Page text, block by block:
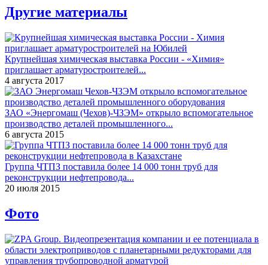
Другие материалы
Крупнейшая химическая выставка России - «Химия»
приглашает арматуростроителей...
4 августа 2017
ЗАО «Энергомаш (Чехов)-ЧЗЭМ» открыло вспомогательное
производство деталей промышленного...
6 августа 2015
Группа ЧТПЗ поставила более 14 000 тонн труб для
реконструкции нефтепровода...
20 июля 2015
Фото